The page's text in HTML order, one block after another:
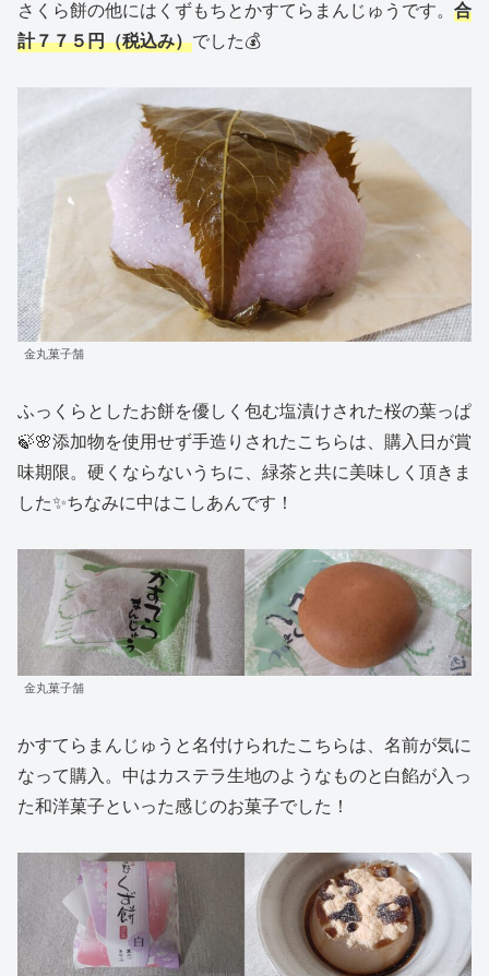
さくら餅の他にはくずもちとかすてらまんじゅうです。 合
計７７５円（税込み）でした💰
金丸菓子舗
ふっくらとしたお餅を優しく包む塩漬けされた桜の葉っぱ
🍃🌸添加物を使用せず手造りされたこちらは、購入日が賞
味期限。硬くならないうちに、緑茶と共に美味しく頂きま
した✨ちなみに中はこしあんです！
金丸菓子舗
かすてらまんじゅうと名付けられたこちらは、名前が気に
なって購入。中はカステラ生地のようなものと白餡が入っ
た和洋菓子といった感じのお菓子でした！